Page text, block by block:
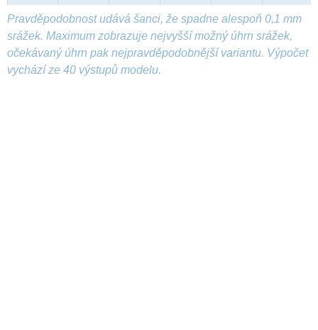
Pravděpodobnost udává šanci, že spadne alespoň 0,1 mm
srážek. Maximum zobrazuje nejvyšší možný úhrn srážek,
očekávaný úhrn pak nejpravděpodobnější variantu. Výpočet
vychází ze 40 výstupů modelu.